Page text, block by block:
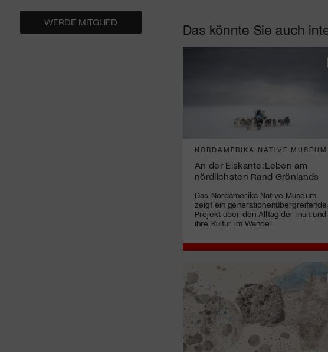
WERDE MITGLIED Das könnte Sie auch
NORDAMERIKA NATIVE MUSEUM
An der Eiskante: Leben am
nördlichsten Rand Grönlands
Das Nordamerika Native Museum
zeigt ein
Projekt über den Alltag der Inuit und
ihre Kultur im Wandel.